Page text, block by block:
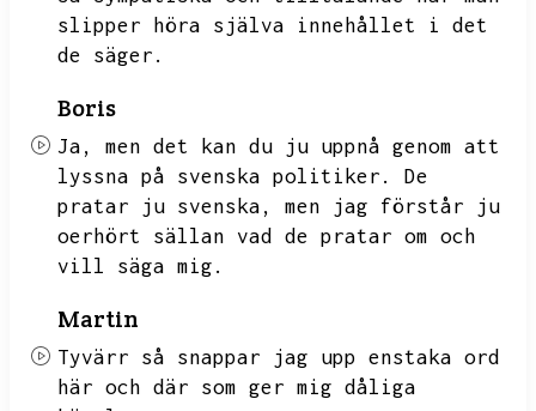
slipper höra själva innehållet i det
de säger.
Boris
Ja,
men det kan du ju uppnå genom att
lyssna på svenska politiker.
De
pratar ju svenska,
men jag förstår ju
oerhört sällan vad de pratar om och
vill säga mig.
Martin
Tyvärr så snappar jag upp enstaka ord
här och där som ger mig dåliga